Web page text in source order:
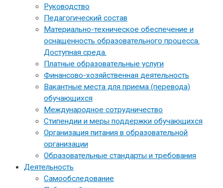
Руководство
Педагогический состав
Материально-техническое обеспечение и
оснащенность образовательного процесса.
Доступная среда.
Платные образовательные услуги
Финансово-хозяйственная деятельность
Вакантные места для приема (перевода)
обучающихся
Международное сотрудничество
Стипендии и меры поддержки обучающихся
Организация питания в образовательной
организации
Образовательные стандарты и требования
Деятельность
Самообследование